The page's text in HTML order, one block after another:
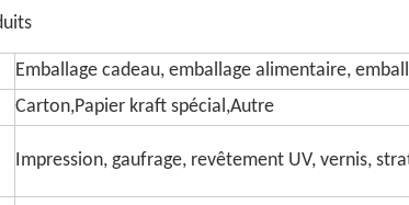
Emballage cadeau, emballage alimentaire,
Carton,Papier kraft spécial,Autre
Impression, gaufrage, revêtement UV, vernis,